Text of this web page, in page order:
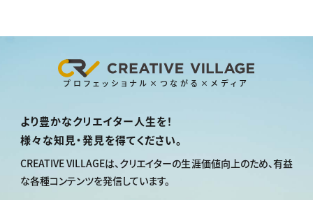
プロフェッショナル×つながる×メディア
より豊かなクリエイター人生を！
様々な知見・発見を得てください。
CREATIVE VILLAGEは、 クリエイターの生涯価値向上のため、有益
な各種コンテンツを発信しています。